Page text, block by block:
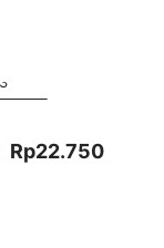
Harga
Rp22.750Harga